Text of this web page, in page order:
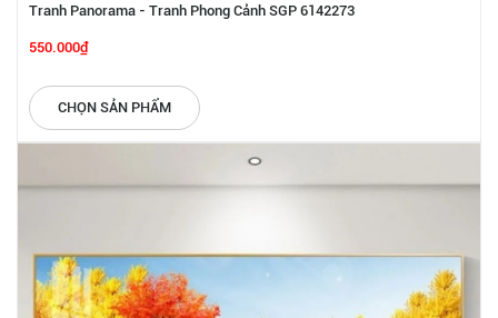
Tranh Panorama - Tranh Phong Cảnh SGP 6142273
550.000₫
CHỌN SẢN PHẨM